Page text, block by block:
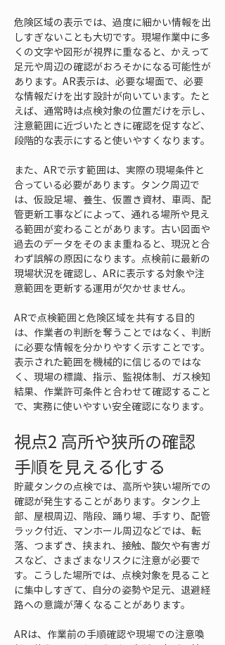
危険区域の表示では、過度に細かい情報を出
しすぎないことも大切です。現場作業中に多
くの文字や図形が視界に重なると、かえって
足元や周辺の確認がおろそかになる可能性が
あります。AR表示は、必要な場面で、必要
な情報だけを出す設計が向いています。たと
えば、通常時は点検対象の位置だけを示し、
注意範囲に近づいたときに確認を促すなど、
段階的な表示にすると使いやすくなります。
また、ARで示す範囲は、実際の現場条件と
合っている必要があります。タンク周辺で
は、仮設足場、養生、仮置き資材、車両、配
管更新工事などによって、通れる場所や見え
る範囲が変わることがあります。古い図面や
過去のデータをそのまま重ねると、現況と合
わず誤解の原因になります。点検前に最新の
現場状況を確認し、ARに表示する対象や注
意範囲を更新する運用が欠かせません。
ARで点検範囲と危険区域を共有する目的
は、作業者の判断を奪うことではなく、判断
に必要な情報を分かりやすく示すことです。
表示された範囲を機械的に信じるのではな
く、現場の標識、指示、監視体制、ガス検知
結果、作業許可条件と合わせて確認すること
で、実務に使いやすい安全確認になります。
視点2 高所や狭所の確認
手順を見える化する
貯蔵タンクの点検では、高所や狭い場所での
確認が発生することがあります。タンク上
部、屋根周辺、階段、踊り場、手すり、配管
ラック付近、マンホール周辺などでは、転
落、つまずき、挟まれ、接触、酸欠や有害ガ
スなど、さまざまなリスクに注意が必要で
す。こうした場所では、点検対象を見ること
に集中しすぎて、自分の姿勢や足元、退避経
路への意識が薄くなることがあります。
ARは、作業前の手順確認や現場での注意喚